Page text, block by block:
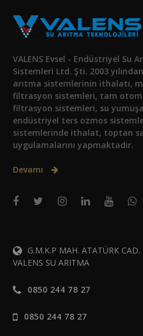
VALENS Evsel - Endüstriyel Su
Sistemleri Ltd. Şti. 2003
arıtma sistemlerinin ithalatı,
filtrasyon sistemleri, tam
filtrasyon sistemleri, su
endüstriyel ters ozmos
sistemlerinde ithalat, toptan
uygulamalarını yapmaktadır.
Devamı
G.M.K.P MAH. ATATÜRK
VALENS SU ARITMA
0850 244 78 27
0850 244 78 27